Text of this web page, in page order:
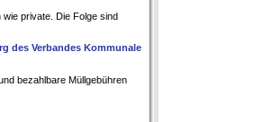
private. Die Folge sind
des Verbandes Kommunale
bezahlbare Müllgebühren